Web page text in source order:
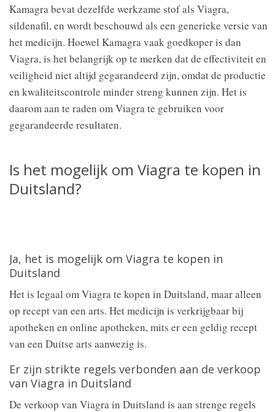
Kamagra bevat dezelfde werkzame stof als Viagra,
sildenafil, en wordt beschouwd als een generieke versie van
het medicijn. Hoewel Kamagra vaak goedkoper is dan
Viagra, is het belangrijk op te merken dat de effectiviteit en
veiligheid niet altijd gegarandeerd zijn, omdat de productie
en kwaliteitscontrole minder streng kunnen zijn. Het is
daarom aan te raden om Viagra te gebruiken voor
gegarandeerde resultaten.
Is het mogelijk om Viagra te kopen in
Duitsland?
Ja, het is mogelijk om Viagra te kopen in
Duitsland
Het is legaal om Viagra te kopen in Duitsland, maar alleen
op recept van een arts. Het medicijn is verkrijgbaar bij
apotheken en online apotheken, mits er een geldig recept
van een Duitse arts aanwezig is.
Er zijn strikte regels verbonden aan de verkoop
van Viagra in Duitsland
De verkoop van Viagra in Duitsland is aan strenge regels